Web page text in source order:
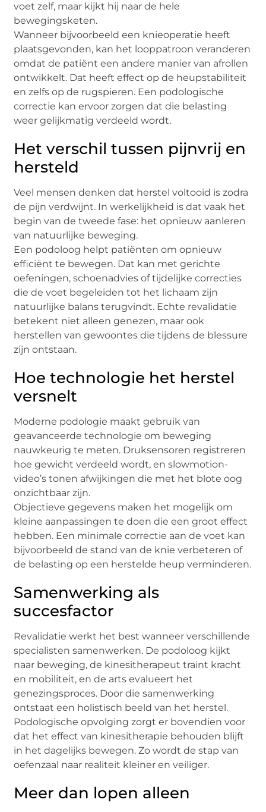
voet zelf, maar kijkt hij naar de hele
bewegingsketen.
Wanneer bijvoorbeeld een knieoperatie heeft
plaatsgevonden, kan het looppatroon veranderen
omdat de patiënt een andere manier van afrollen
ontwikkelt. Dat heeft effect op de heupstabiliteit
en zelfs op de rugspieren. Een podologische
correctie kan ervoor zorgen dat die belasting
weer gelijkmatig verdeeld wordt.
Het verschil tussen pijnvrij en
hersteld
Veel mensen denken dat herstel voltooid is zodra
de pijn verdwijnt. In werkelijkheid is dat vaak het
begin van de tweede fase: het opnieuw aanleren
van natuurlijke beweging.
Een podoloog helpt patiënten om opnieuw
efficiënt te bewegen. Dat kan met gerichte
oefeningen, schoenadvies of tijdelijke correcties
die de voet begeleiden tot het lichaam zijn
natuurlijke balans terugvindt. Echte revalidatie
betekent niet alleen genezen, maar ook
herstellen van gewoontes die tijdens de blessure
zijn ontstaan.
Hoe technologie het herstel
versnelt
Moderne podologie maakt gebruik van
geavanceerde technologie om beweging
nauwkeurig te meten. Druksensoren registreren
hoe gewicht verdeeld wordt, en slowmotion-
video’s tonen afwijkingen die met het blote oog
onzichtbaar zijn.
Objectieve gegevens maken het mogelijk om
kleine aanpassingen te doen die een groot effect
hebben. Een minimale correctie aan de voet kan
bijvoorbeeld de stand van de knie verbeteren of
de belasting op een herstelde heup verminderen.
Samenwerking als
succesfactor
Revalidatie werkt het best wanneer verschillende
specialisten samenwerken. De podoloog kijkt
naar beweging, de kinesitherapeut traint kracht
en mobiliteit, en de arts evalueert het
genezingsproces. Door die samenwerking
ontstaat een holistisch beeld van het herstel.
Podologische opvolging zorgt er bovendien voor
dat het effect van kinesitherapie behouden blijft
in het dagelijks bewegen. Zo wordt de stap van
oefenzaal naar realiteit kleiner en veiliger.
Meer dan lopen alleen